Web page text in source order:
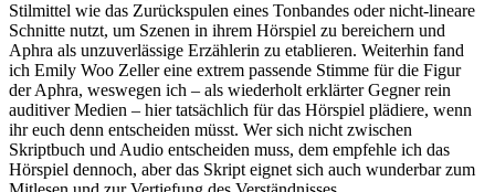
Stilmittel wie das Zurückspulen eines Tonbandes oder nicht-lineare
Schnitte nutzt, um Szenen in ihrem Hörspiel zu bereichern und
Aphra als unzuverlässige Erzählerin zu etablieren. Weiterhin fand
ich Emily Woo Zeller eine extrem passende Stimme für die Figur
der Aphra, weswegen ich – als wiederholt erklärter Gegner rein
auditiver Medien – hier tatsächlich für das Hörspiel plädiere, wenn
ihr euch denn entscheiden müsst. Wer sich nicht zwischen
Skriptbuch und Audio entscheiden muss, dem empfehle ich das
Hörspiel dennoch, aber das Skript eignet sich auch wunderbar zum